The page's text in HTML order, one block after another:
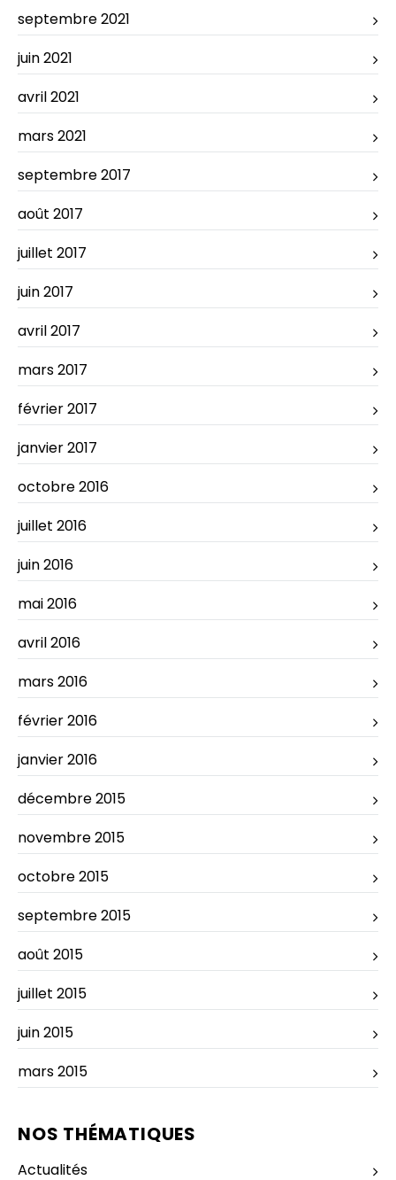
septembre 2021
juin 2021
avril 2021
mars 2021
septembre 2017
août 2017
juillet 2017
juin 2017
avril 2017
mars 2017
février 2017
janvier 2017
octobre 2016
juillet 2016
juin 2016
mai 2016
avril 2016
mars 2016
février 2016
janvier 2016
décembre 2015
novembre 2015
octobre 2015
septembre 2015
août 2015
juillet 2015
juin 2015
mars 2015
NOS THÉMATIQUES
Actualités